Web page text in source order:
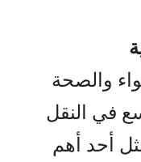
والصحة
في النقل
أحد أهم